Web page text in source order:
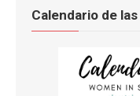
Calendario de